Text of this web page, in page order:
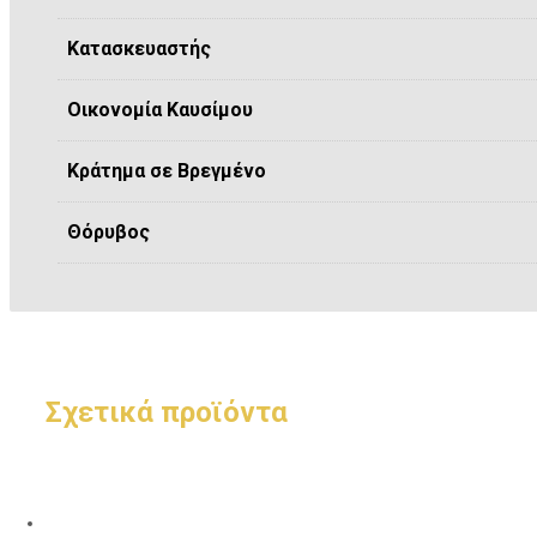
Κατασκευαστής
Οικονομία Καυσίμου
Κράτημα σε Βρεγμένο
Θόρυβος
Σχετικά προϊόντα